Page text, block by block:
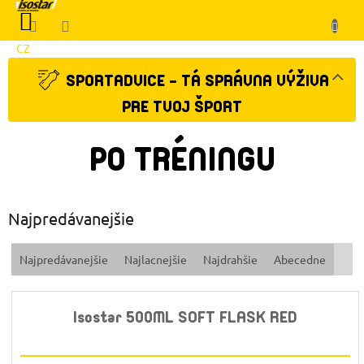
Prejsť
obsah
CZ
Klient
NÁKUPNÝ
KOŠÍK
SPORTADVICE - TÁ SPRÁVNA VÝŽIVA
PRE TVOJ ŠPORT
PO TRÉNINGU
Najpredávanejšie
R
d
Najpredávanejšie Najlacnejšie Najdrahšie Abecedne
Isostar 500ML SOFT FLASK RED